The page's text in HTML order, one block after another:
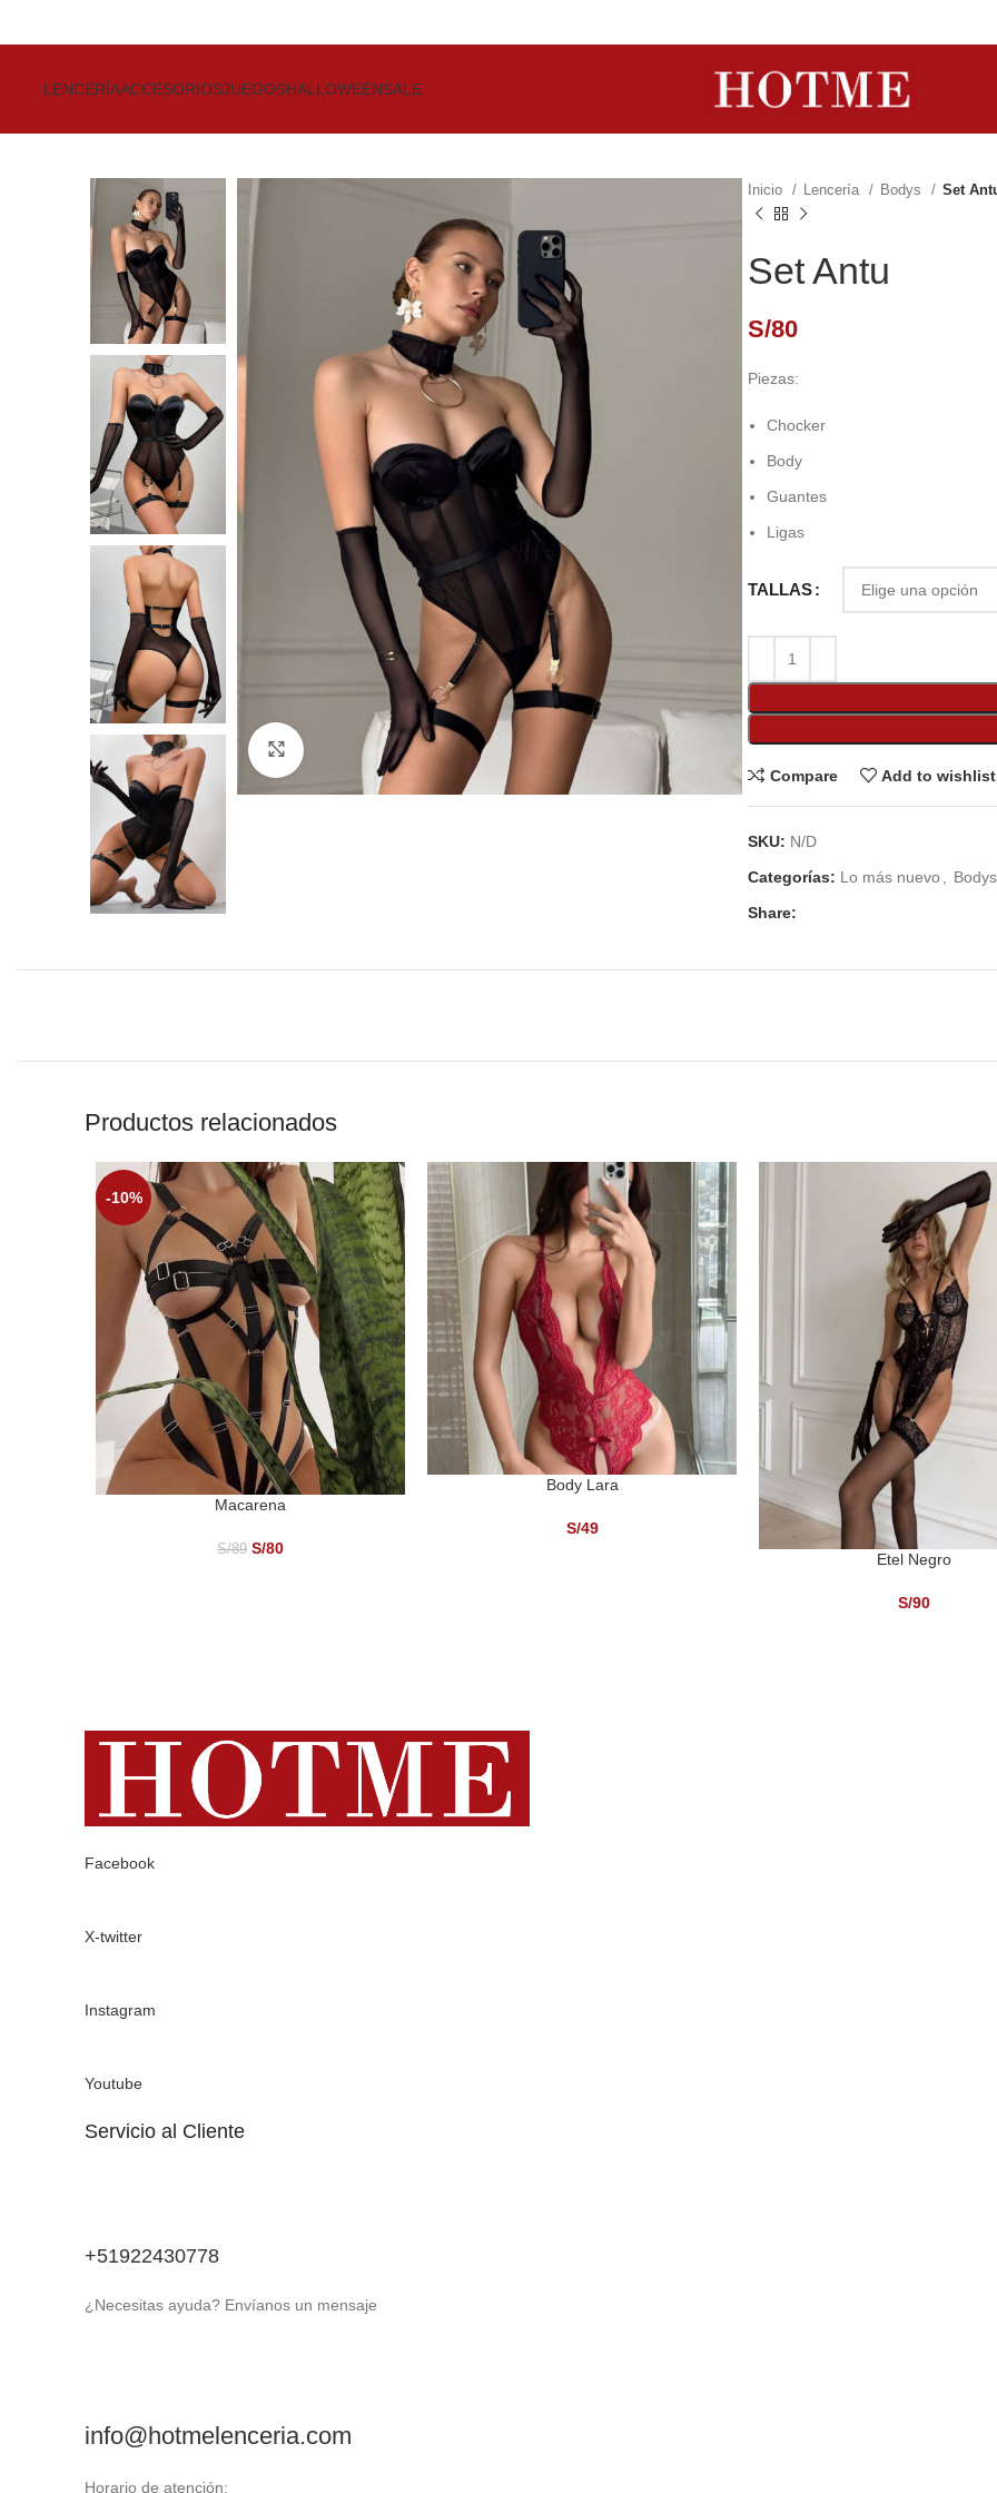
LENCERÍAACCESORIOSJUEGOSHALLOWEENSALE
Click to enlarge
Inicio Lencería Bodys Set
Set Antu
S/80
Piezas:
Chocker
Body
Guantes
Ligas
TALLAS
Compare Add to wishlist
SKU: N/D
Categorías: Lo más nuevo
Bodys
Share:
Productos relacionados
-10%
SELECCIONAR OPCIONES
Macarena
S/89 S/80
SELECCIONAR OPCIONES
Body Lara
S/49
SELECCIONAR OPCIONES
Etel Negro
S/90
Facebook
X-twitter
Instagram
Youtube
Servicio al Cliente
+51922430778
¿Necesitas ayuda? Envíanos un mensaje
info@hotmelenceria.com
Horario de atención: